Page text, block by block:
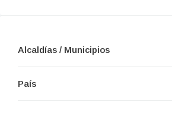
Alcaldías / Municipios
País